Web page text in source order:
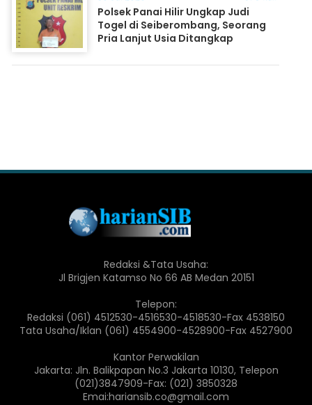
Polsek Panai Hilir Ungkap Judi
Togel di Seiberombang, Seorang
Pria Lanjut Usia Ditangkap
Redaksi &Tata Usaha:
Jl Brigjen Katamso No 66 AB Medan 20151
Telepon:
Redaksi (061) 4512530-4516530-4518530-Fax 4538150
Tata Usaha/Iklan (061) 4554900-4528900-Fax 4527900
Kantor Perwakilan
Jakarta: Jln. Balikpapan No.3 Jakarta 10130, Telepon
(021)3847909-Fax: (021) 3850328
Emai:hariansib.co@gmail.com